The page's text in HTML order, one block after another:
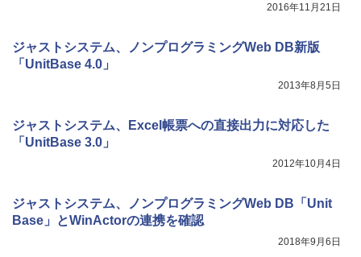
2016年11月21日
ジャストシステム、ノンプログラミングWeb DB新版
「UnitBase 4.0」
2013年8月5日
ジャストシステム、Excel帳票への直接出力に対応した
「UnitBase 3.0」
2012年10月4日
ジャストシステム、ノンプログラミングWeb DB「Unit
Base」とWinActorの連携を確認
2018年9月6日